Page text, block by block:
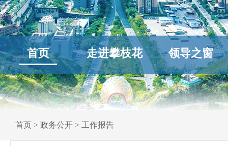
首页 走进攀枝花 领导之窗
首页 > 政务公开 > 工作报告